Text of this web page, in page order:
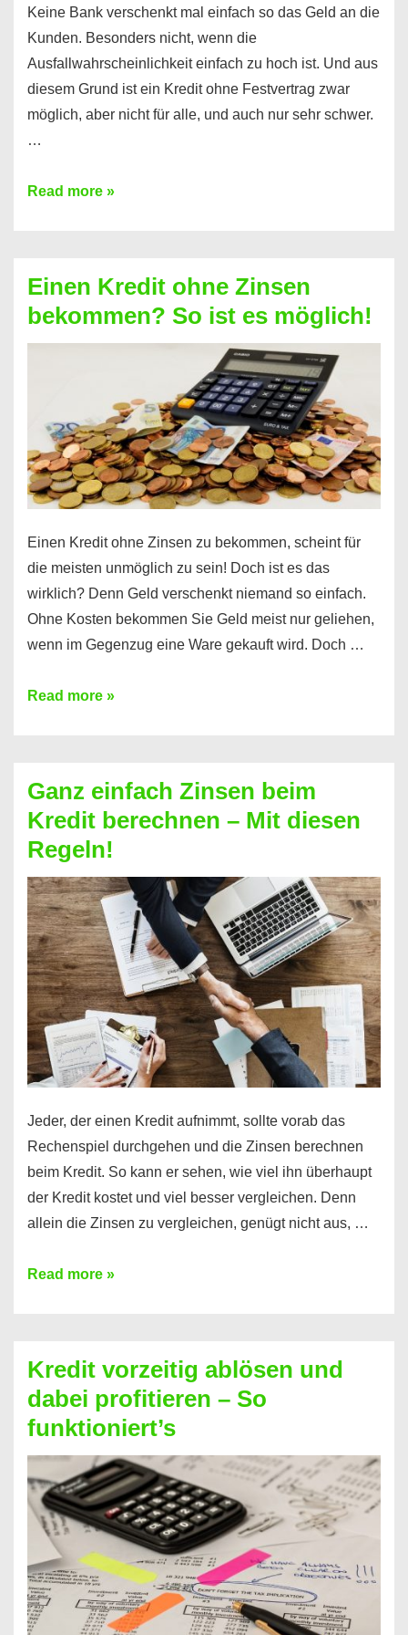
Keine Bank verschenkt mal einfach so das Geld an die
Kunden. Besonders nicht, wenn die
Ausfallwahrscheinlichkeit einfach zu hoch ist. Und aus
diesem Grund ist ein Kredit ohne Festvertrag zwar
möglich, aber nicht für alle, und auch nur sehr schwer.
…
Ist
Festvertrag
für
jeden
erfahren
Sie
es
Read more »
Einen Kredit ohne Zinsen
bekommen? So ist es möglich!
Einen Kredit ohne Zinsen zu bekommen, scheint für
die meisten unmöglich zu sein! Doch ist es das
wirklich? Denn Geld verschenkt niemand so einfach.
Ohne Kosten bekommen Sie Geld meist nur geliehen,
wenn im Gegenzug eine Ware gekauft wird. Doch …
Einen
bekommen?
So
ist
es
möglich!
Read more »
Ganz einfach Zinsen beim
Kredit berechnen – Mit diesen
Regeln!
Jeder, der einen Kredit aufnimmt, sollte vorab das
Rechenspiel durchgehen und die Zinsen berechnen
beim Kredit. So kann er sehen, wie viel ihn überhaupt
der Kredit kostet und viel besser vergleichen. Denn
allein die Zinsen zu vergleichen, genügt nicht aus, …
Ganz
Kredit
berechnen
–
Mit
diesen
Regeln!
Read more »
Kredit vorzeitig ablösen und
dabei profitieren – So
funktioniert’s